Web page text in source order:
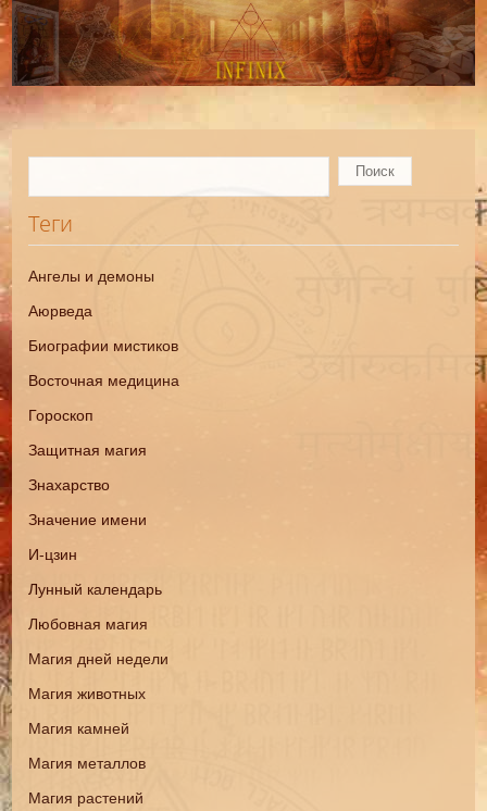
Теги
Ангелы и демоны
Аюрведа
Биографии мистиков
Восточная медицина
Гороскоп
Защитная магия
Знахарство
Значение имени
И-цзин
Лунный календарь
Любовная магия
Магия дней недели
Магия животных
Магия камней
Магия металлов
Магия растений